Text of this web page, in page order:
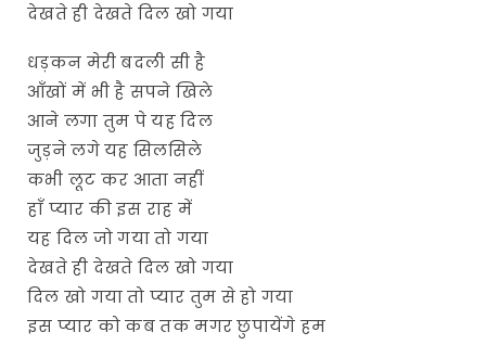
देखते ही देखते दिल खो गया
धड़कन मेरी बदली सी है
आँखों में भी है सपने खिले
आने लगा तुम पे यह दिल
जुड़ने लगे यह सिलसिले
कभी लूट कर आता नहीं
हाँ प्यार की इस राह में
यह दिल जो गया तो गया
देखते ही देखते दिल खो गया
दिल खो गया तो प्यार तुम से हो गया
इस प्यार को कब तक मगर छुपायेंगे हम